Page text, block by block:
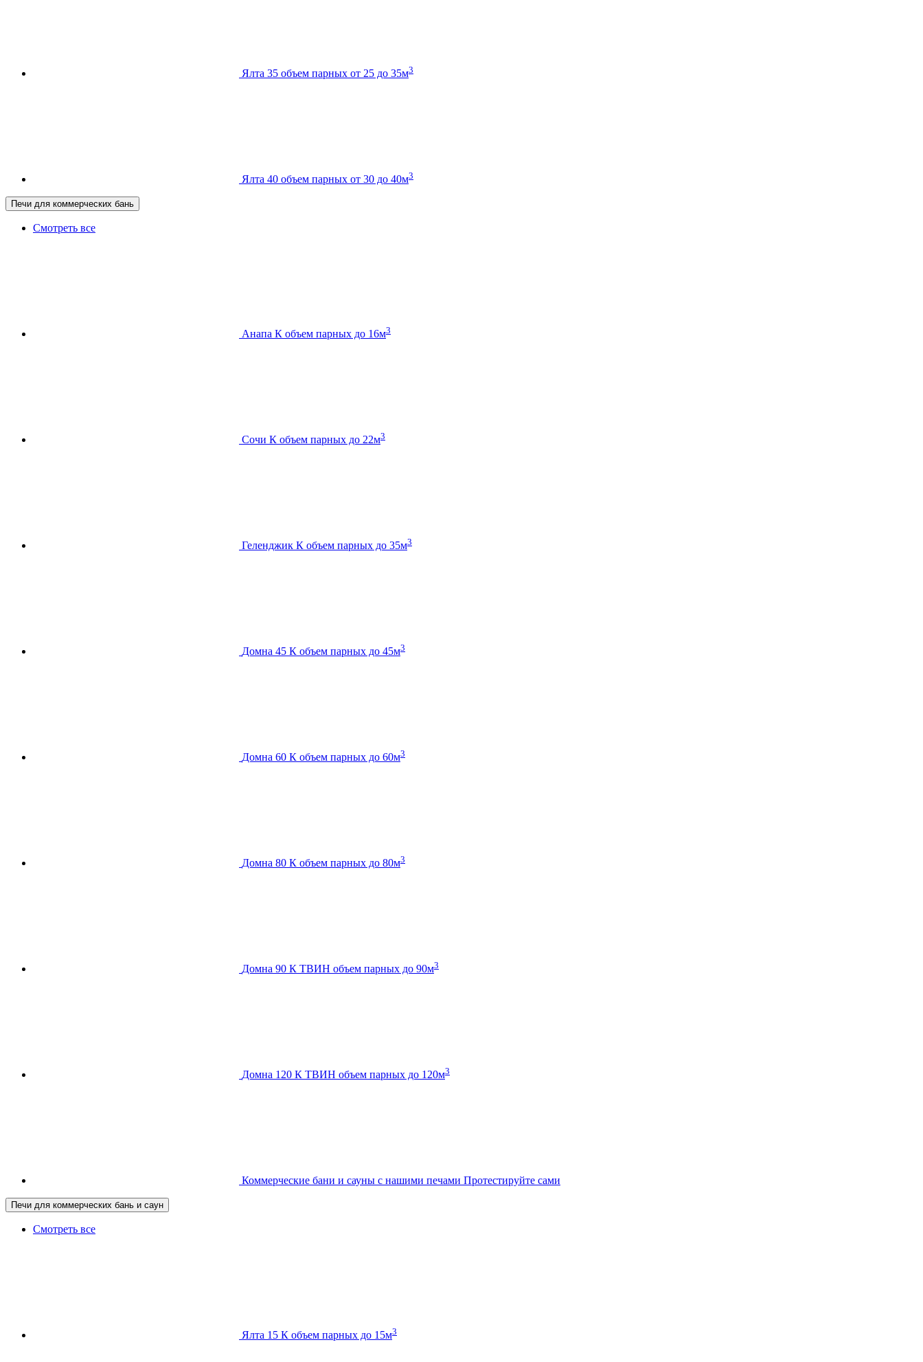
Ялта 35 объем парных от 25 до 35м3
Ялта 40 объем парных от 30 до 40м3
Печи для коммерческих бань
Смотреть все
Анапа К объем парных до 16м3
Сочи К объем парных до 22м3
Геленджик К объем парных до 35м3
Домна 45 К объем парных до 45м3
Домна 60 К объем парных до 60м3
Домна 80 К объем парных до 80м3
Домна 90 К ТВИН объем парных до 90м3
Домна 120 К ТВИН объем парных до 120м3
Коммерческие бани и сауны с нашими печами Протестируйте сами
Печи для коммерческих бань и саун
Смотреть все
Ялта 15 К объем парных до 15м3